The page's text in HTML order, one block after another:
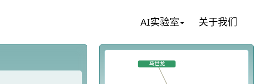
AI实验室 关于我们